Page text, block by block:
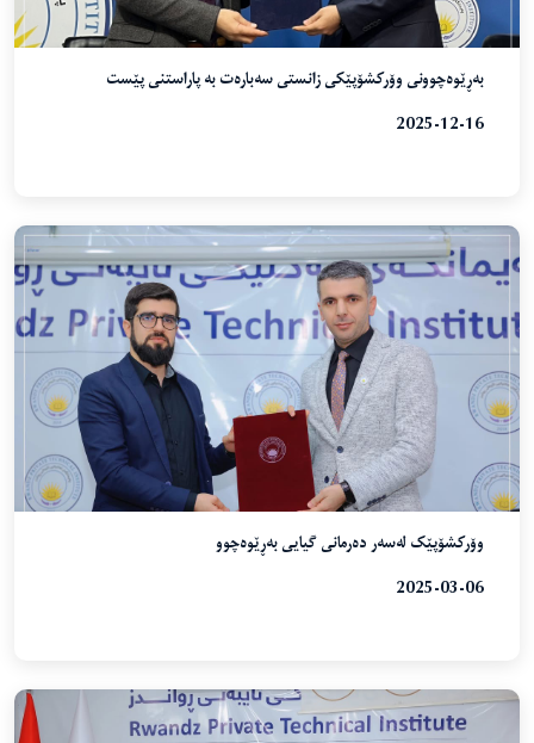
بەڕێوەچوونی وۆرکشۆپێکی زانستی سەبارەت بە پاراستنی پێست
2025-12-16
وۆرکشۆپێک لەسەر دەرمانی گیایی بەڕێوەچوو
2025-03-06